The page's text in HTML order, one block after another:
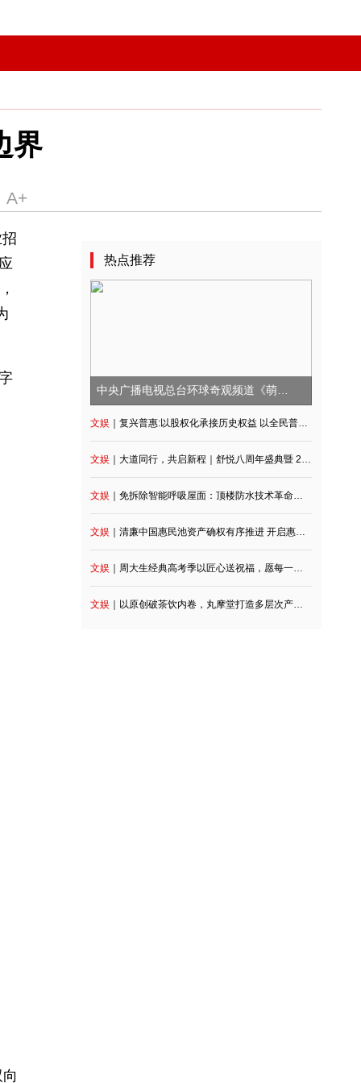
新边界
中国企业招
，这难以适应
8%-10%，
、全流程数字
文娱｜复兴普惠:以股权化承接历史权益 以全
文娱｜大道同行，共启新程｜舒悦八周年盛典暨 2026
文娱 ｜清廉中国惠民池资产确权有序推进 开启惠